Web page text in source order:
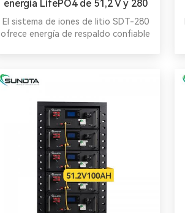
energía LifePO4 de 51,2 V y 280
Ah
El sistema de iones de litio SDT-280
ofrece energía de respaldo confiable
estabilidad de las energías
larga vida útil y amplio rango de
temperatura, sus módulos modulares
de 14,33 kWh (máximo de la serie 15)
amplían su capacidad de 43 a 215
kWh para un almacenamiento flexible.